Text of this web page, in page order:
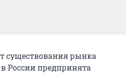
существования рынка
России предпринята